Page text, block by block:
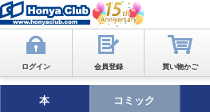
ログイン 会員登録 買い物かご
本 コミック